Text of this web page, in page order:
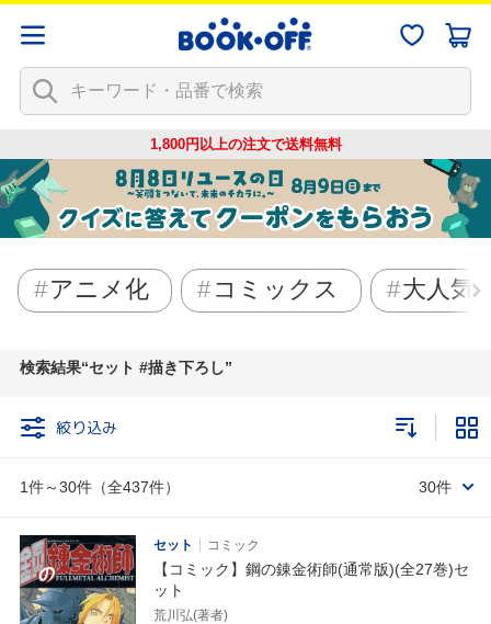
1,800円以上の注文で送料無料
アニメ化 コミックス 大人気
検索結果 セット #描き下ろし
絞り込み
1件～30件（全437件） 30件
セット コミック
【コミック】鋼の錬金術師(通常版)(全27巻)セ
ット
荒川弘(著者)